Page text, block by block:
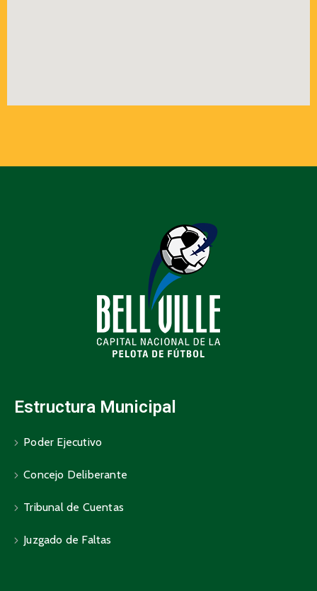
Estructura Municipal
Poder Ejecutivo
Concejo Deliberante
Tribunal de Cuentas
Juzgado de Faltas